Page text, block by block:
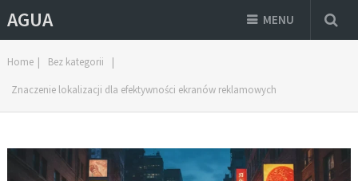
AGUA MENU
Home | Bez kategorii |
Znaczenie lokalizacji dla efektywności ekranów reklamowych